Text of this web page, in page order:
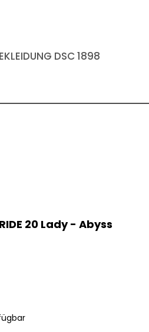
DSC 1898
20 Lady - Abyss